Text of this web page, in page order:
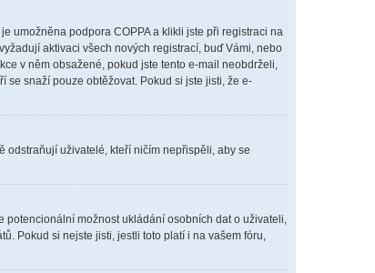
umožněna podpora COPPA a klikli jste při registraci na
aktivaci všech nových registrací, buď Vámi, nebo
v něm obsažené, pokud jste tento e-mail neobdrželi,
se snaží pouze obtěžovat. Pokud si jste jisti, že e-
odstraňují uživatelé, kteří ničím nepřispěli, aby se
potencionální možnost ukládání osobních dat o uživateli,
Pokud si nejste jisti, jestli toto platí i na vašem fóru,